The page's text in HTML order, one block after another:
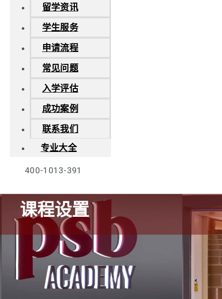
留学资讯
学生服务
申请流程
常见问题
入学评估
成功案例
联系我们
专业大全
400-1013-391
课程设置